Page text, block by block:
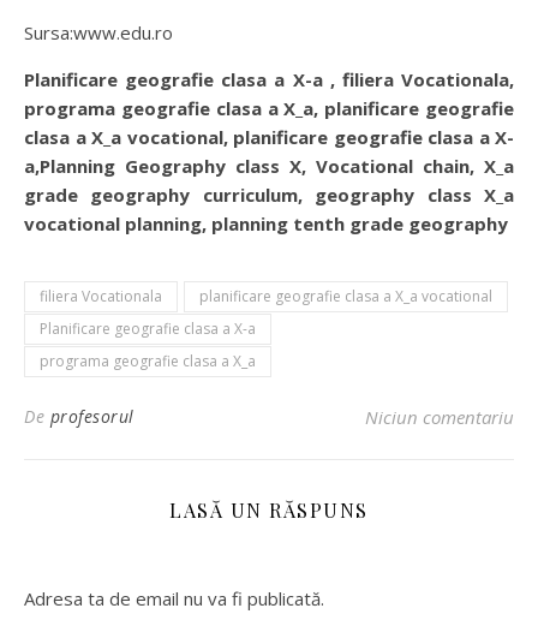
Sursa:www.edu.ro
Planificare geografie clasa a X-a , filiera Vocationala,
programa geografie clasa a X_a, planificare geografie
clasa a X_a vocational, planificare geografie clasa a X-
a,Planning Geography class X, Vocational chain, X_a
grade geography curriculum, geography class X_a
vocational planning, planning tenth grade geography
filiera Vocationala
planificare geografie clasa a X_a vocational
Planificare geografie clasa a X-a
programa geografie clasa a X_a
De profesorul Niciun comentariu
LASĂ UN RĂSPUNS
Adresa ta de email nu va fi publicată.